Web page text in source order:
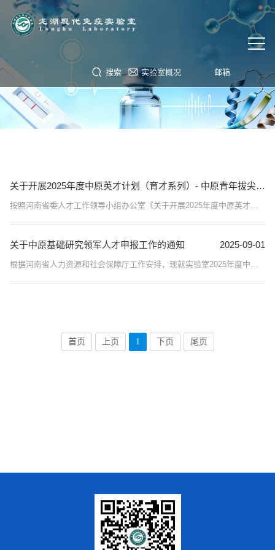
搜索 实验室概况 邮箱
关于开展2025年度中原英才计划（育才系列）- 中原青年拔尖人才（科技创新领域）申报工作的通知
2025-09-02
按照河南省委人才工作领导小组办公室《关于开展2025年度中原英才计划（育才系列）申报推荐工作的通知》（豫人才办〔2025〕4号）和河南省科协《关于开展2025年度中原英才计划（育才系列）-中原青年拔尖人才（科技创新领域）申报推荐工作的通知》（豫科协发〔2025〕50号）要求，为做好2025年度中原英才计划（育才系列）-中原青年拔尖人才（科技创新领域）申报工作，现将有关事项通知如下：一、遴选名额与重点支持领域2025年，全省...
关于中原基础研究领军人才申报工作的通知 2025-09-01
根据河南省人力资源和社会保障厅工作安排，现就实验室2025年度中原英才计划（育才系列）——中原基础研究领军人才申报工作通知如下：一、遴选对象及条件申报人应具有中国国籍，在河南全职工作1年以上。港澳台地区专家、取得外国人永久居留身份证的外籍专家在河南工作1年以上(申报人在河南工作时间计算截至2025年1月1日，以与用人单位签署的正式工作合同或协议为准)。拥护中国共产党领导，遵守国家宪法和法律;品行端正、诚实守信...
首页 上页 1 下页 尾页